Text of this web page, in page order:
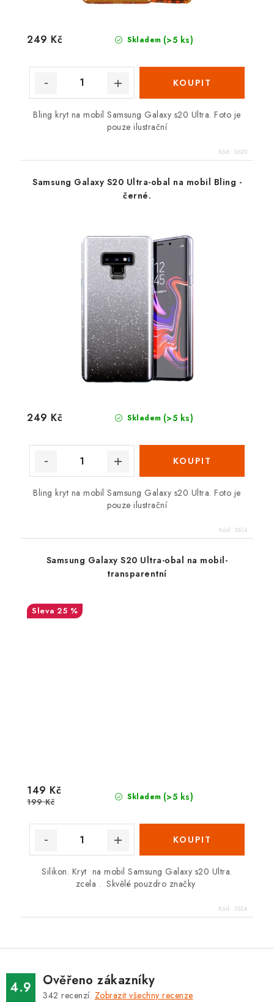
Skladem (>5 ks)
249 Kč
Bling kryt na mobil Samsung Galaxy s20 Ultra. Foto je
pouze ilustrační
Kód: 3620
Samsung Galaxy S20 Ultra-obal na mobil Bling -
černé.
Skladem (>5 ks)
249 Kč
Bling kryt na mobil Samsung Galaxy s20 Ultra. Foto je
pouze ilustrační
Kód: 3614
Samsung Galaxy S20 Ultra-obal na mobil-
transparentní
25 %
Skladem (>5 ks)
149 Kč
199 Kč
Silikon. Kryt na mobil Samsung Galaxy s20 Ultra.
zcela . Skvělé pouzdro značky
Kód: 3524
4.9 Ověřeno zákazníky
342 recenzí. Zobrazit všechny recenze